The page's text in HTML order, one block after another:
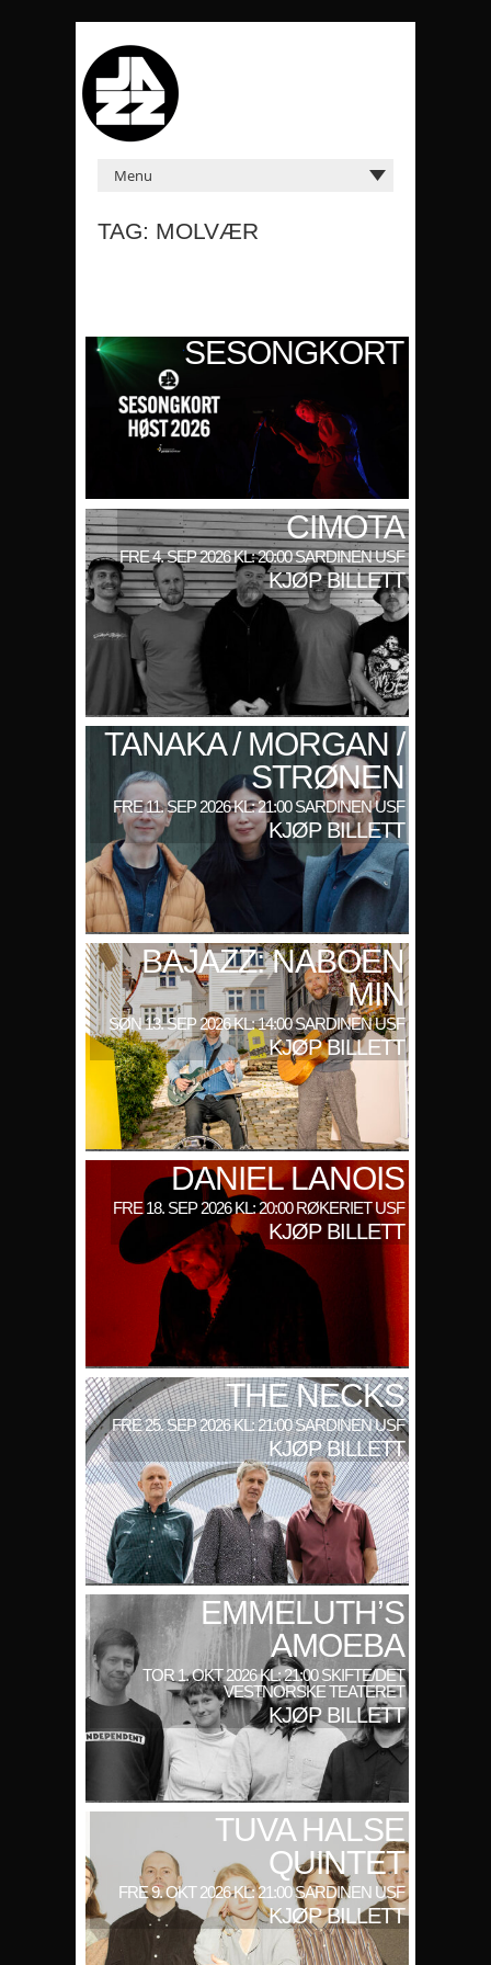
TAG: MOLVÆR
SESONGKORT
CIMOTA
FRE 4. SEP 2026 KL: 20:00 SARDINEN USF
KJØP BILLETT
TANAKA / MORGAN /
STRØNEN
FRE 11. SEP 2026 KL: 21:00 SARDINEN USF
KJØP BILLETT
BAJAZZ: NABOEN
MIN
SØN 13. SEP 2026 KL: 14:00 SARDINEN USF
KJØP BILLETT
DANIEL LANOIS
FRE 18. SEP 2026 KL: 20:00 RØKERIET USF
KJØP BILLETT
THE NECKS
FRE 25. SEP 2026 KL: 21:00 SARDINEN USF
KJØP BILLETT
EMMELUTH’S
AMOEBA
TOR 1. OKT 2026 KL: 21:00 SKIFTE/DET
VESTNORSKE TEATERET
KJØP BILLETT
TUVA HALSE
QUINTET
FRE 9. OKT 2026 KL: 21:00 SARDINEN USF
KJØP BILLETT